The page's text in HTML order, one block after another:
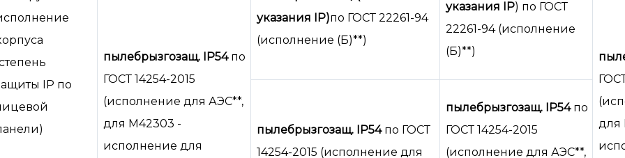
IP по
пылебрызгозащ. IP54 по
ГОСТ 14254-2015
(исполнение для АЭС**,
для М42303 -
исполнение для
указания IP)по ГОСТ 22261-94
(исполнение (Б)**)
указания IP) по ГОСТ
22261-94 (исполнение
(Б)**)
для
пылебрызгозащ. IP54по ГОСТ
14254-2015 (исполнение для
пылебрызгозащ. IP54по
ГОСТ 14254-2015
(исполнение для АЭС**,